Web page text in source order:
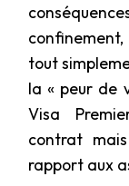
tout
la « peur de
Visa
contrat
rapport aux